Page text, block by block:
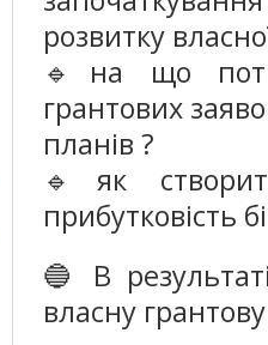
розвитку
🔹на що
грантових
планів ?
🔹як
прибутковість
🔵 В
власну